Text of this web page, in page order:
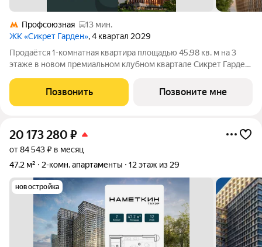
Профсоюзная
13 мин.
ЖК «Сикрет Гарден», 4 квартал 2029
Продаётся 1-комнатная квартира площадью 45,98 кв. м на 3
этаже в новом премиальном клубном квартале Сикрет Гарден.
класса, расположенный на Юго-Западе столицы, в
историческом Обручевском районе. Три
Позвонить Позвоните мне
20 173 280 ₽
от 84 543 ₽ в месяц
47,2 м²
2-комн. апартаменты 12 этаж из 29
новостройка